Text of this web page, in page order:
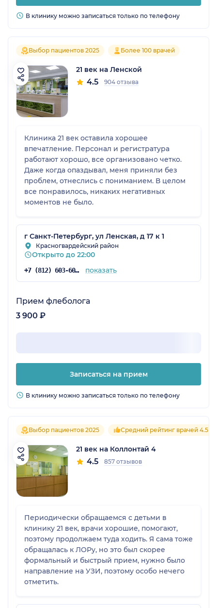
В клинику можно записаться только по телефону
Выбор пациентов 2025 Более 100 врачей
21 век на Ленской
4.5 904 отзыва
Клиника 21 век оставила хорошее
впечатление. Персонал и регистратура
работают хорошо, все организовано четко.
Даже когда опаздывал, меня приняли без
проблем, отнеслись с пониманием. В целом
все понравилось, никаких негативных
моментов не было.
г Санкт-Петербург, ул Ленская, д 17 к 1
Красногвардейский район
Открыто до 22:00
+7 (812) 603-60-42 показать
Прием флеболога
3 900 ₽
Записаться на прием
В клинику можно записаться только по телефону
Выбор пациентов 2025 Средний рейтинг врачей 4.5
21 век на Коллонтай 4
4.5 857 отзывов
Периодически обращаемся с детьми в
клинику 21 век, врачи хорошие, помогают,
поэтому продолжаем туда ходить. Я сама тоже
обращалась к ЛОРу, но это был скорее
формальный и быстрый прием, нужно было
направление на УЗИ, поэтому особо нечего
отметить.